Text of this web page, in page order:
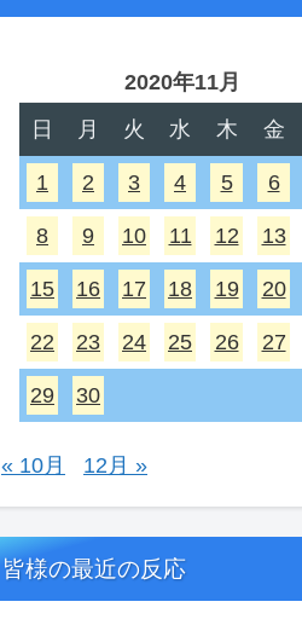
2020年11月
日
月 火 水 木 金
1 2 3 4 5 6
8 9 10 11 12 13
15 16 17 18 19 20
22 23 24 25 26 27
29 30
« 10月 12月 »
皆様の最近の反応